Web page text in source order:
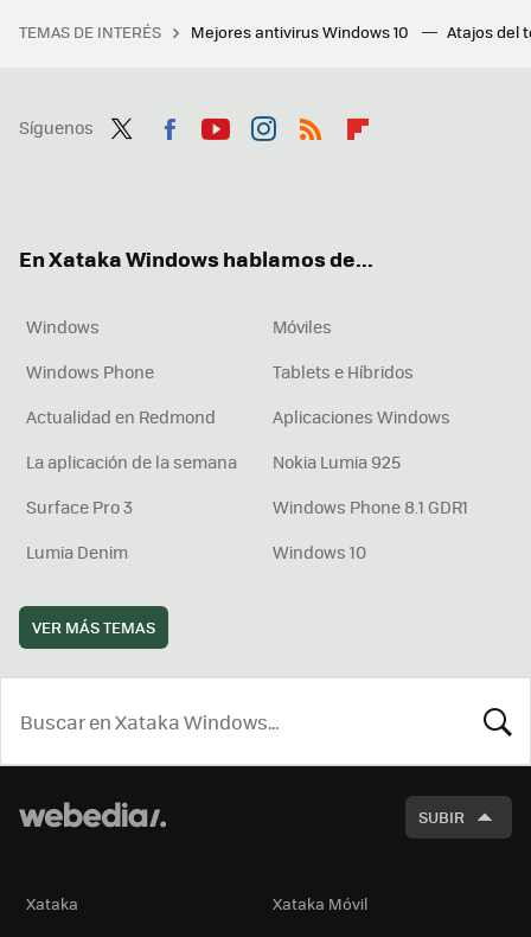
TEMAS DE INTERÉS Mejores antivirus Windows 10 Atajos del
Síguenos
En Xataka Windows hablamos de...
Windows
Móviles
Windows Phone
Tablets e Híbridos
Actualidad en Redmond
Aplicaciones Windows
La aplicación de la semana
Nokia Lumia 925
Surface Pro 3
Windows Phone 8.1 GDR1
Lumia Denim
Windows 10
VER MÁS TEMAS
SUBIR
Xataka
Xataka Móvil